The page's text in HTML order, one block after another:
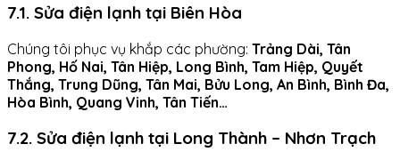
7.1. Sửa điện lạnh tại Biên Hòa
Chúng tôi phục vụ khắp các phường: Trảng Dài, Tân
Phong, Hố Nai, Tân Hiệp, Long Bình, Tam Hiệp, Quyết
Thắng, Trung Dũng, Tân Mai, Bửu Long, An Bình, Bình Đa,
Hòa Bình, Quang Vinh, Tân Tiến…
7.2. Sửa điện lạnh tại Long Thành – Nhơn Trạch